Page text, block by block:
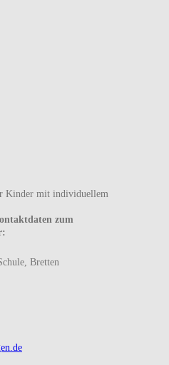
Kinder mit individuellem
zum
Bretten